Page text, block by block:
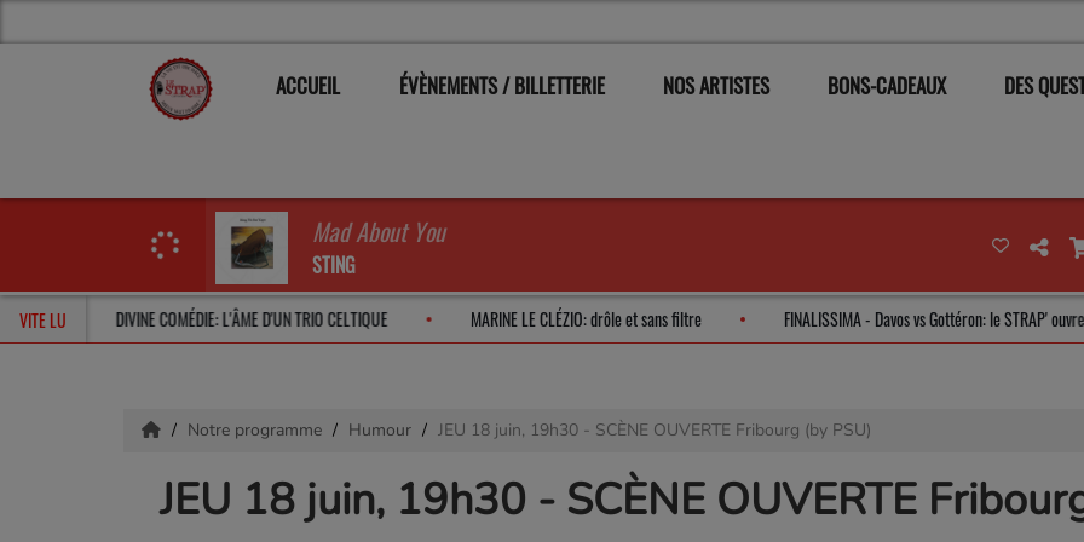
ACCUEIL ÉVÈNEMENTS / BILLETTERIE NOS ARTISTES BONS-CADEAUX DES
Mad About You
STING
VITE LU
EN 2026 DIVINE COMÉDIE: L'ÂME D'UN TRIO CELTIQUE MARINE LE CLÉZIO: drôle et sans filtre FINALISSIMA - Davos vs Gottéron: le
Notre programme Humour JEU 18 juin, 19h30 - SCÈNE OUVERTE Fribourg (by PSU)
JEU 18 juin, 19h30 - SCÈNE OUVERTE